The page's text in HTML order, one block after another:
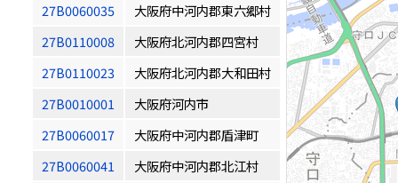
27B0060035
大阪府中河内郡東六郷村
27B0110008
大阪府北河内郡四宮村
27B0110023
大阪府北河内郡大和田村
27B0010001
大阪府河内市
27B0060017
大阪府中河内郡盾津町
27B0060041
大阪府中河内郡北江村